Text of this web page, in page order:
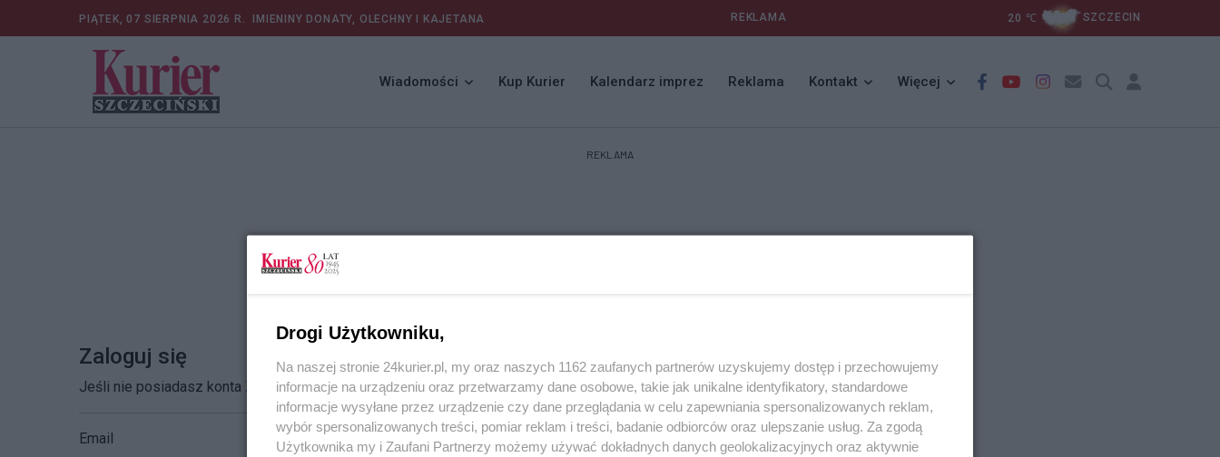
PIĄTEK, 07 SIERPNIA 2026 R. IMIENINY DONATY, OLECHNY I KAJETANA REKLAMA 20 ℃ SZCZECIN
Wiadomości Kup Kurier Kalendarz imprez Reklama Kontakt Więcej
REKLAMA
Zaloguj się
Jeśli nie posiadasz konta Zarejestruj się
Email
Drogi Użytkowniku,
Na naszej stronie 24kurier.pl, my oraz naszych 1162 zaufanych partnerów uzyskujemy dostęp i przechowujemy
informacje na urządzeniu oraz przetwarzamy dane osobowe, takie jak unikalne identyfikatory, standardowe
informacje wysyłane przez urządzenie czy dane przeglądania w celu zapewniania spersonalizowanych reklam,
wybór spersonalizowanych treści, pomiar reklam i treści, badanie odbiorców oraz ulepszanie usług. Za zgodą
Użytkownika my i Zaufani Partnerzy możemy używać dokładnych danych geolokalizacyjnych oraz aktywnie